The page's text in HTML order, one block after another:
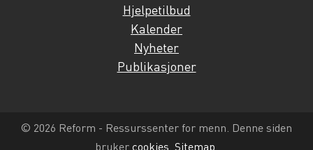
Hjelpetilbud
Kalender
Nyheter
Publikasjoner
© 2026 Reform - Ressurssenter for menn. Denne siden